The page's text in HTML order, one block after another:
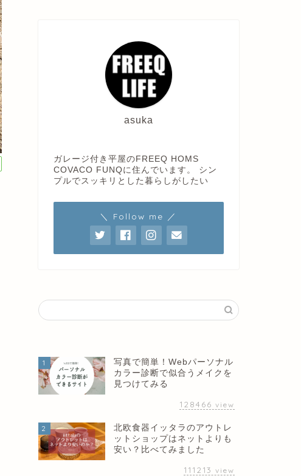
asuka
ガレージ付き平屋のFREEQ HOMS
COVACO FUNQに住んでいます。 シン
プルでスッキリとした暮らしがしたい
＼ Follow me ／
1
写真で簡単！Webパーソナル
カラー診断で似合うメイクを
見つけてみる
128466 view
2
北欧食器イッタラのアウトレ
ットショップはネットよりも
安い？比べてみました
111213 view